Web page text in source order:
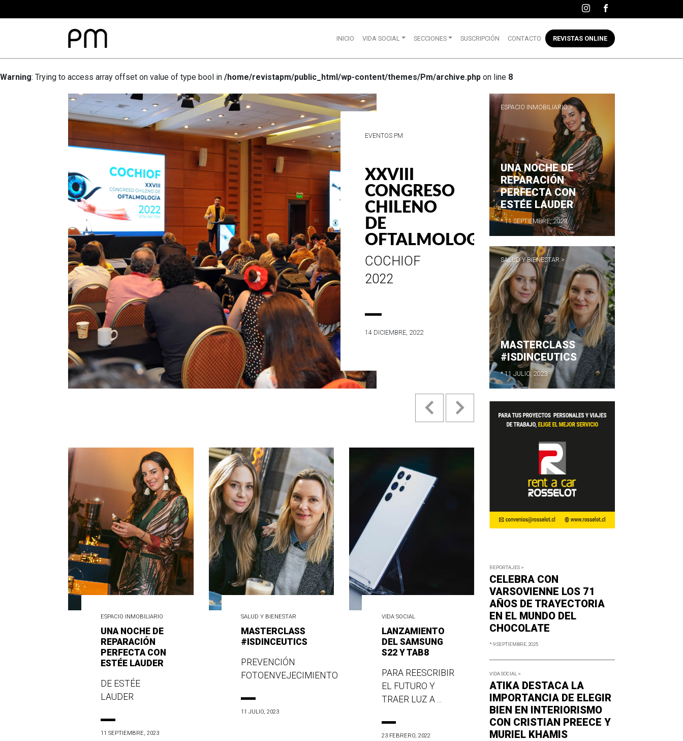
INICIO VIDA SOCIAL SECCIONES SUSCRIPCIÓN CONTACTO REVISTAS ONLINE
Warning: Trying to access array offset on value of type bool in /home/revistapm/public_html/wp-content/themes/Pm/archive.php on line 8
VIDA SOCIAL
WRANGLER
CELEBRA
SUS 75
AÑOS DE
ESTILO E
HISTORIA
EN SU MES DE
Previous Next
ESPACIO INMOBILIARIO
UNA NOCHE DE
REPARACIÓN
PERFECTA CON
ESTÉE LAUDER
DE ESTÉE
LAUDER
11 SEPTIEMBRE, 2023
SALUD Y BIENESTAR
MASTERCLASS
#ISDINCEUTICS
PREVENCIÓN
FOTOENVEJECIMIENTO
11 JULIO, 2023
VIDA SOCIAL
LANZAMIENTO
DEL SAMSUNG
S22 Y TAB8
PARA REESCRIBIR
EL FUTURO Y
TRAER LUZ A ...
23 FEBRERO, 2022
ESPACIO INMOBILIARIO >
UNA NOCHE DE
REPARACIÓN
PERFECTA CON
ESTÉE LAUDER
* 11 SEPTIEMBRE, 2023
SALUD Y BIENESTAR >
MASTERCLASS
#ISDINCEUTICS
* 11 JULIO, 2023
REPORTAJES >
CELEBRA CON
VARSOVIENNE LOS 71
AÑOS DE TRAYECTORIA
EN EL MUNDO DEL
CHOCOLATE
* 9 SEPTIEMBRE, 2025
VIDA SOCIAL >
ATIKA DESTACA LA
IMPORTANCIA DE ELEGIR
BIEN EN INTERIORISMO
CON CRISTIAN PREECE Y
MURIEL KHAMIS